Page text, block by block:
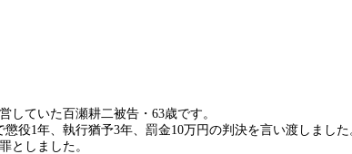
ていた百瀬耕二被告・63歳です。
役1年、執行猶予3年、罰金10万円の判決を言い渡しました
としました。